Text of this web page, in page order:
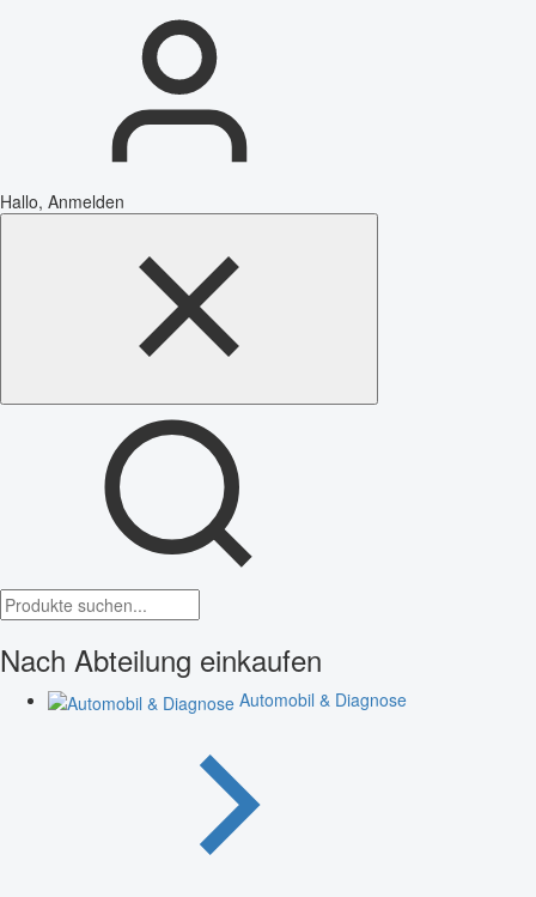
Hallo, Anmelden
Nach Abteilung einkaufen
Automobil & Diagnose